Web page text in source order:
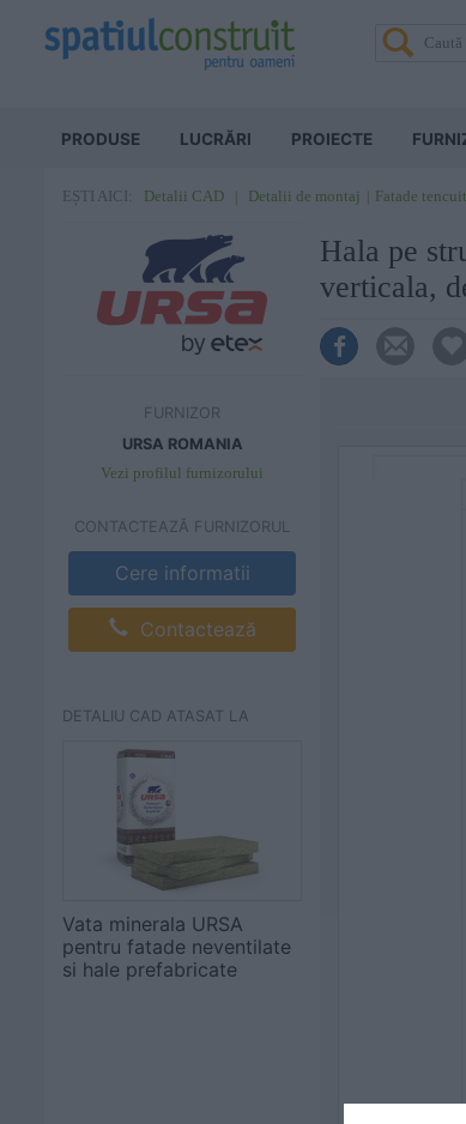
PRODUSE LUCRĂRI PROIECTE
EȘTI AICI: Detalii CAD Detalii de montaj Fatade
FURNIZOR
URSA ROMANIA
Vezi profilul furnizorului
CONTACTEAZĂ FURNIZORUL
Cere informatii
Contactează
DETALIU CAD ATASAT LA
Vata minerala URSA
pentru fatade neventilate
si hale prefabricate
Hala pe
verticala,